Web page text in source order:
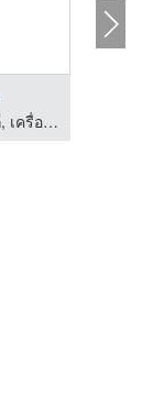
โรงงานผลิตอาหารเสริม กาแฟ, โกโก้, เครื่องดื่มสุขภาพ และเครื่องสำอาง